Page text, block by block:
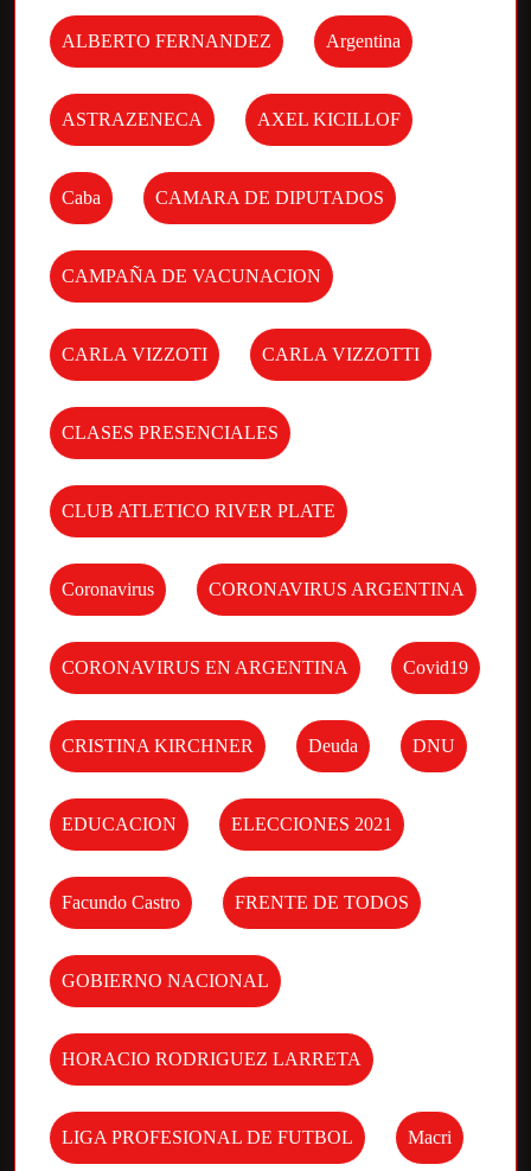
ALBERTO FERNANDEZ Argentina
ASTRAZENECA AXEL KICILLOF
Caba CAMARA DE DIPUTADOS
CAMPAÑA DE VACUNACION
CARLA VIZZOTI CARLA VIZZOTTI
CLASES PRESENCIALES
CLUB ATLETICO RIVER PLATE
Coronavirus CORONAVIRUS ARGENTINA
CORONAVIRUS EN ARGENTINA Covid19
CRISTINA KIRCHNER Deuda DNU
EDUCACION ELECCIONES 2021
Facundo Castro FRENTE DE TODOS
GOBIERNO NACIONAL
HORACIO RODRIGUEZ LARRETA
LIGA PROFESIONAL DE FUTBOL Macri